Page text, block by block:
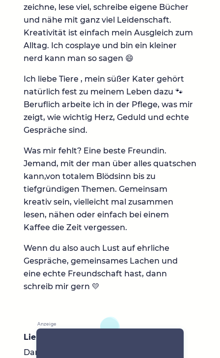
zeichne, lese viel, schreibe eigene Bücher
und nähe mit ganz viel Leidenschaft.
Kreativität ist einfach mein Ausgleich zum
Alltag. Ich cosplaye und bin ein kleiner
nerd kann man so sagen 😄
Ich liebe Tiere , mein süßer Kater gehört
natürlich fest zu meinem Leben dazu 🐾
Beruflich arbeite ich in der Pflege, was mir
zeigt, wie wichtig Herz, Geduld und echte
Gespräche sind.
Was mir fehlt? Eine beste Freundin.
Jemand, mit der man über alles quatschen
kann,von totalem Blödsinn bis zu
tiefgründigen Themen. Gemeinsam
kreativ sein, vielleicht mal zusammen
lesen, nähen oder einfach bei einem
Kaffee die Zeit vergessen.
Wenn du also auch Lust auf ehrliche
Gespräche, gemeinsames Lachen und
eine echte Freundschaft hast, dann
schreib mir gern 💛
Lieblingsbücher
Dark romance